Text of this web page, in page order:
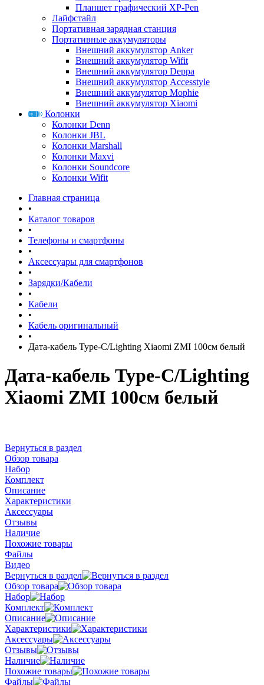
Планшет графический XP-Pen
Лайфстайл
Портативная зарядная станция
Портативные аккумуляторы
Внешний аккумулятор Anker
Внешний аккумулятор Wifit
Внешний аккумулятор Deppa
Внешний аккумулятор Accesstyle
Внешний аккумулятор Mophie
Внешний аккумулятор Xiaomi
Колонки
Колонки Denn
Колонки JBL
Колонки Marshall
Колонки Maxvi
Колонки Soundcore
Колонки Wifit
Главная страница
•
Каталог товаров
•
Телефоны и смартфоны
•
Аксессуары для смартфонов
•
Зарядки/Кабели
•
Кабели
•
Кабель оригинальный
•
Дата-кабель Type-C/Lighting Xiaomi ZMI 100см белый
Дата-кабель Type-C/Lighting
Xiaomi ZMI 100см белый
Вернуться в раздел
Обзор товара
Набор
Комплект
Описание
Характеристики
Аксессуары
Отзывы
Наличие
Похожие товары
Файлы
Видео
Вернуться в раздел
Обзор товара
Набор
Комплект
Описание
Характеристики
Аксессуары
Отзывы
Наличие
Похожие товары
Файлы